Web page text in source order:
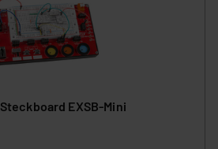
EXSB-Mini